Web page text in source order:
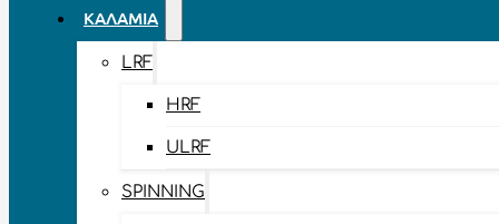
ΚΑΛΆΜΙΑ
LRF
HRF
ULRF
SPINNING